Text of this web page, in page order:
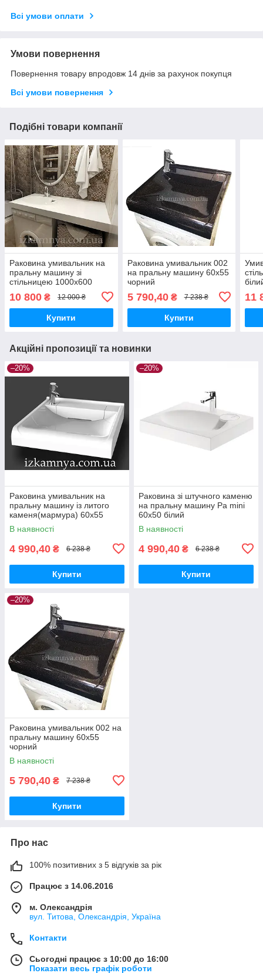
Всі умови оплати
Умови повернення
Повернення товару впродовж 14 днів за рахунок покупця
Всі умови повернення
Подібні товари компанії
Раковина умивальник на
пральну машину зі
стільницею 1000х600
10 800 ₴ 12 000 ₴
Купити
Раковина умивальник 002
на пральну машину 60х55
чорний
5 790,40₴ 7 238 ₴
Купити
11
Акційні пропозиції та новинки
–20%
Раковина умивальник на
пральну машину із литого
каменя(мармура) 60х55
В наявності
4 990,40 ₴ 6 238 ₴
Купити
–20%
Раковина зі штучного каменю
на пральну машину Pa mini
60x50 білий
В наявності
4 990,40 ₴ 6 238 ₴
Купити
–20%
Раковина умивальник 002 на
пральну машину 60х55
чорний
В наявності
5 790,40 ₴ 7 238 ₴
Купити
Про нас
100% позитивних з 5 відгуків за рік
Працює з 14.06.2016
м. Олександрія
вул. Титова, Олександрія, Україна
Контакти
Сьогодні працює з 10:00 до 16:00
Показати весь графік роботи